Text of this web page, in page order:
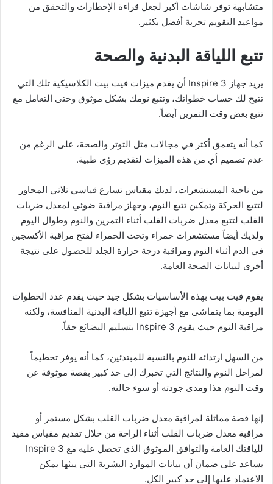
متشابهة توفر شاشات أكبر لجعل قراءة الإخطارات والتحقق من
مواعيد التقويم تجربة أفضل بكثير.
تتبع اللياقة البدنية والصحة
يريد جهاز Inspire 3 أن يقدم ميزات فيت بيت الكلاسيكية تلك التي
تتيح لك حساب خطواتك، وتتبع نومك بشكل موثوق وحتى التعامل مع
تتبع بعض وقت التمرين أيضاً.
كما أنه يتعمق أكثر في مجالات مثل التوتر والصحة، على الرغم من
عدم تصميم أي من هذه الميزات لتقديم رؤى طبية.
من ناحية المستشعرات، لديك مقياس تسارع قياسي ثلاثي المحاور
لتتبع الحركة وتمكين تتبع النوم، وجهاز مراقبة ضوئي لمعدل ضربات
القلب لتتبع معدل ضربات القلب أثناء التمرين والنوم وطوال اليوم
ولديك أيضاً مستشعرات حمراء وتحت الحمراء لفتح مراقبة الأكسجين
في الدم أثناء النوم ومراقبة درجة حرارة الجلد للحصول على نتيجة
أخرى لبيانات الصحة العامة.
يقوم فيت بيت بهذه الأساسيات بشكل جيد حيث يقدم عدد الخطوات
اليومية بما يتماشى مع أجهزة تتبع اللياقة البدنية المنافسة، ولكنه
مراقبة النوم حيث يقوم Inspire 3 بتسليم البضائع حقاً.
من السهل ارتدائه للنوم بالنسبة للمبتدئين، كما أنه يوفر تحطيماً
لمراحل النوم والنتائج التي تخبرك إلى حد كبير بقصة موثوقة عن
وقت النوم هذا ومدى جودته أو سوء حالته.
إنها قصة مماثلة لمراقبة معدل ضربات القلب بشكل مستمر أو
مراقبة معدل ضربات القلب أثناء الراحة من خلال تقديم مقياس مفيد
للياقتك العامة والتوافق الموثوق الذي تحصل عليه مع Inspire 3
يساعد على ضمان أن بيانات الموارد البشرية التي يبثها يمكن
الاعتماد عليها إلى حد كبير الكل.